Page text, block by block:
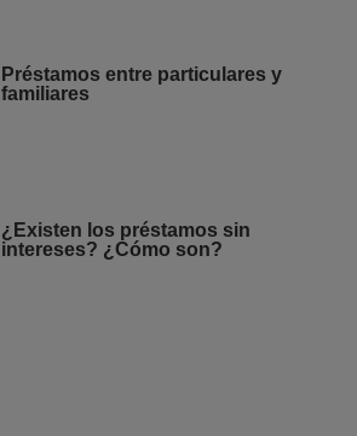
Préstamos entre particulares y
familiares
¿Existen los préstamos sin
intereses? ¿Cómo son?